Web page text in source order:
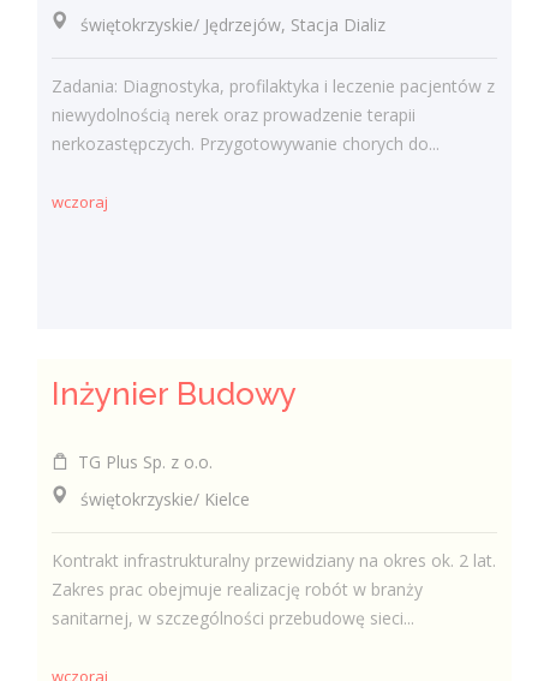
świętokrzyskie/ Jędrzejów, Stacja Dializ
Zadania: Diagnostyka, profilaktyka i leczenie pacjentów z
niewydolnością nerek oraz prowadzenie terapii
nerkozastępczych. Przygotowywanie chorych do...
wczoraj
Inżynier Budowy
TG Plus Sp. z o.o.
świętokrzyskie/ Kielce
Kontrakt infrastrukturalny przewidziany na okres ok. 2 lat.
Zakres prac obejmuje realizację robót w branży
sanitarnej, w szczególności przebudowę sieci...